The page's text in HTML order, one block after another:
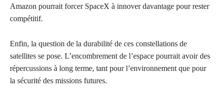
Amazon pourrait forcer SpaceX à innover davantage pour rester
compétitif.
Enfin, la question de la durabilité de ces constellations de
satellites se pose. L’encombrement de l’espace pourrait avoir des
répercussions à long terme, tant pour l’environnement que pour
la sécurité des missions futures.